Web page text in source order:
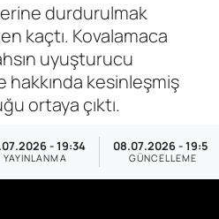
durdurulmak
kaçtı. Kovalamaca
uyuşturucu
hakkında kesinleşmiş
ortaya çıktı.
- 19:34
YAYINLANMA
08.07.2026 - 19:51
GÜNCELLEME